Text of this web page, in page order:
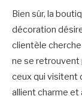
Bien sûr, la
décoration
clientèle
ne se retrouvent
ceux qui visitent
allient charme et